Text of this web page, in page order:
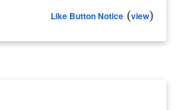
Like Button Notice (view)